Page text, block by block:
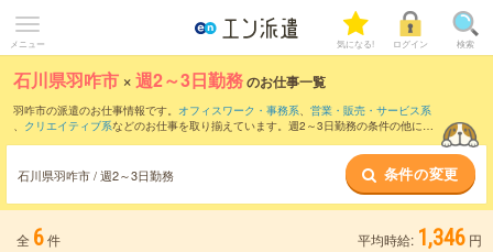
メニュー 気になる! ログイン 検索
石川県羽咋市 ×週2～3日勤務のお仕事一覧
羽咋市の派遣のお仕事情報です。 オフィスワーク・事務系、 営業・販売・サービス系
、 クリエイティブ系などのお仕事を取り揃えています。週2～3日勤務の条件の他に、
石川県羽咋市 / 週2～3日勤務 条件の変更
全 6件 平均時給: 1,346 円